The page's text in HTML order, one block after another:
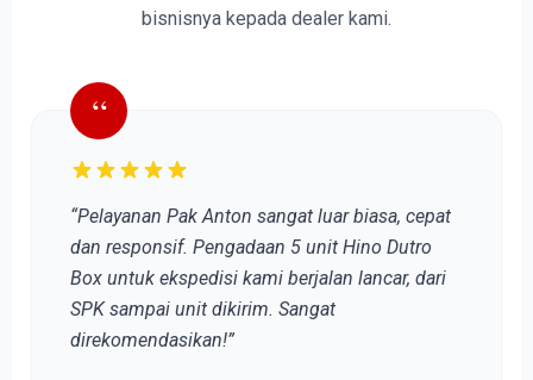
bisnisnya kepada dealer kami.
“
“Pelayanan Pak Anton sangat luar biasa, cepat
dan responsif. Pengadaan 5 unit Hino Dutro
Box untuk ekspedisi kami berjalan lancar, dari
SPK sampai unit dikirim. Sangat
direkomendasikan!”